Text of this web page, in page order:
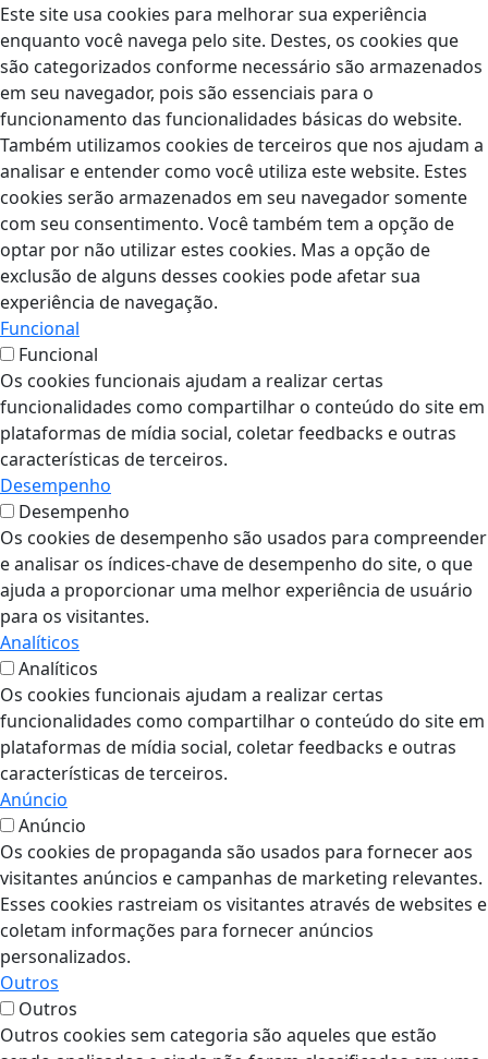
Este site usa cookies para melhorar sua experiência
enquanto você navega pelo site. Destes, os cookies que
são categorizados conforme necessário são armazenados
em seu navegador, pois são essenciais para o
funcionamento das funcionalidades básicas do website.
Também utilizamos cookies de terceiros que nos ajudam a
analisar e entender como você utiliza este website. Estes
cookies serão armazenados em seu navegador somente
com seu consentimento. Você também tem a opção de
optar por não utilizar estes cookies. Mas a opção de
exclusão de alguns desses cookies pode afetar sua
experiência de navegação.
Funcional
Funcional
Os cookies funcionais ajudam a realizar certas
funcionalidades como compartilhar o conteúdo do site em
plataformas de mídia social, coletar feedbacks e outras
características de terceiros.
Desempenho
Desempenho
Os cookies de desempenho são usados para compreender
e analisar os índices-chave de desempenho do site, o que
ajuda a proporcionar uma melhor experiência de usuário
para os visitantes.
Analíticos
Analíticos
Os cookies funcionais ajudam a realizar certas
funcionalidades como compartilhar o conteúdo do site em
plataformas de mídia social, coletar feedbacks e outras
características de terceiros.
Anúncio
Anúncio
Os cookies de propaganda são usados para fornecer aos
visitantes anúncios e campanhas de marketing relevantes.
Esses cookies rastreiam os visitantes através de websites e
coletam informações para fornecer anúncios
personalizados.
Outros
Outros
Outros cookies sem categoria são aqueles que estão